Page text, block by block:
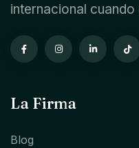
internacional
La Firma
Blog